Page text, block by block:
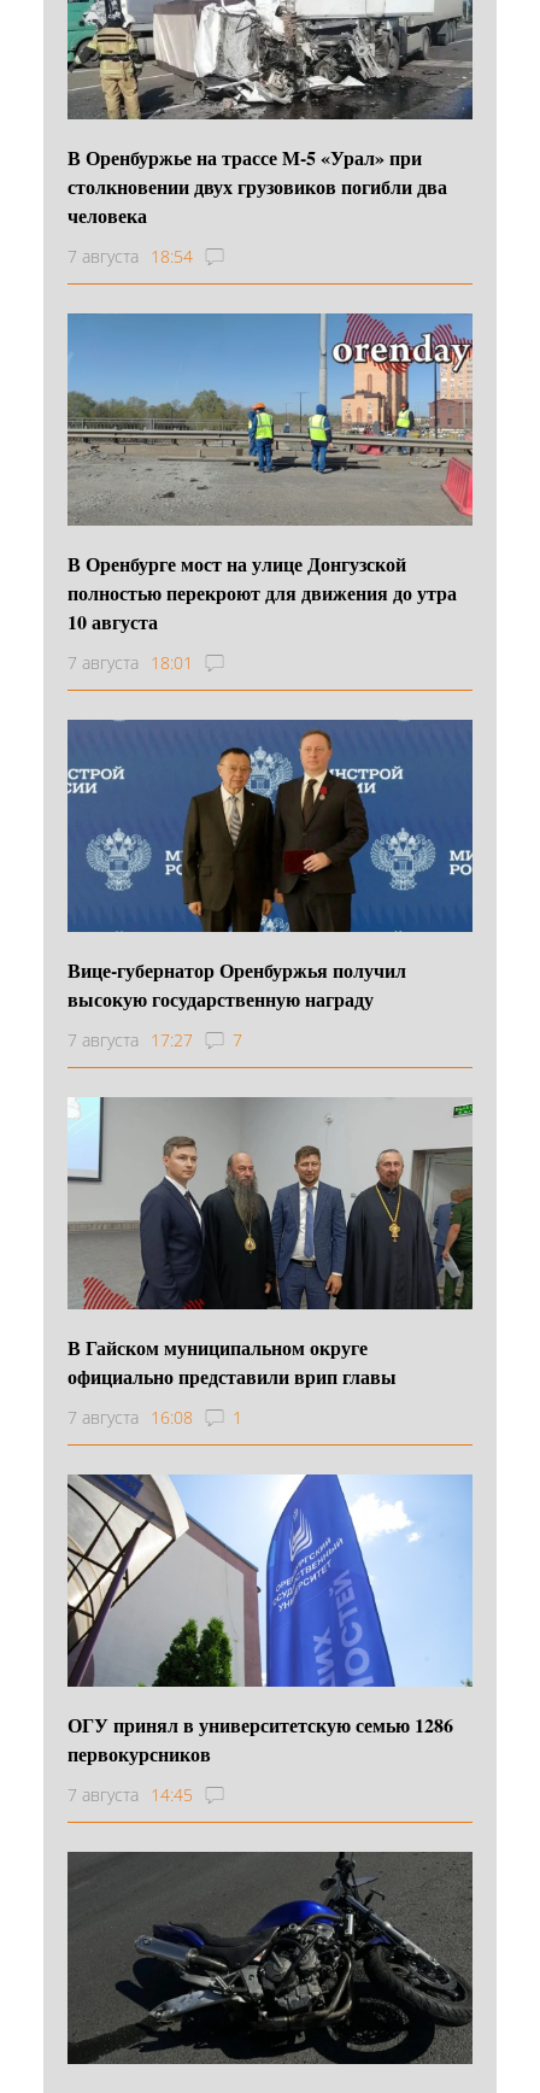
В Оренбуржье на трассе М-5 «Урал» при
столкновении двух грузовиков погибли два
человека
7 августа 18:54
В Оренбурге мост на улице Донгузской
полностью перекроют для движения до утра
10 августа
7 августа 18:01
Вице-губернатор Оренбуржья получил
высокую государственную награду
7 августа 17:27 7
В Гайском муниципальном округе
официально представили врип главы
7 августа 16:08 1
ОГУ принял в университетскую семью 1286
первокурсников
7 августа 14:45